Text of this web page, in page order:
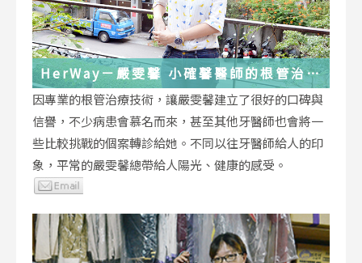
HerWay－嚴雯馨 小確馨醫師的根管治療
小確幸
因專業的根管治療技術，讓嚴雯馨建立了很好的口碑與
信譽，不少病患會慕名而來，甚至其他牙醫師也會將一
些比較挑戰的個案轉診給她。不同以往牙醫師給人的印
象，平常的嚴雯馨總帶給人陽光、健康的感受。